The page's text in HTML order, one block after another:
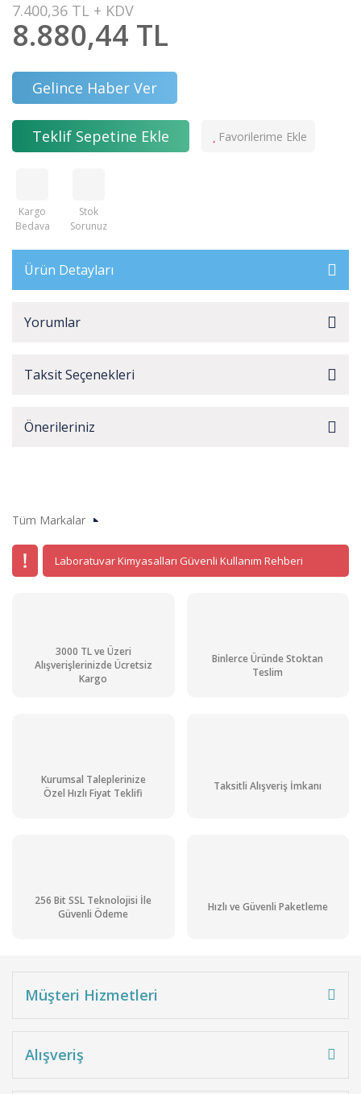
7.400,36 TL + KDV
8.880,44 TL
Gelince Haber Ver
Teklif Sepetine Ekle
Kargo
Bedava
Stok
Sorunuz
Ürün Detayları
Yorumlar
Taksit Seçenekleri
Önerileriniz
Tüm Markalar
Laboratuvar Kimyasalları Güvenli Kullanım Rehberi
3000 TL ve Üzeri
Alışverişlerinizde Ücretsiz
Kargo
Binlerce Üründe Stoktan
Teslim
Kurumsal Taleplerinize
Özel Hızlı Fiyat Teklifi
Taksitli Alışveriş İmkanı
256 Bit SSL Teknolojisi İle
Güvenli Ödeme
Hızlı ve Güvenli Paketleme
Müşteri Hizmetleri
Alışveriş